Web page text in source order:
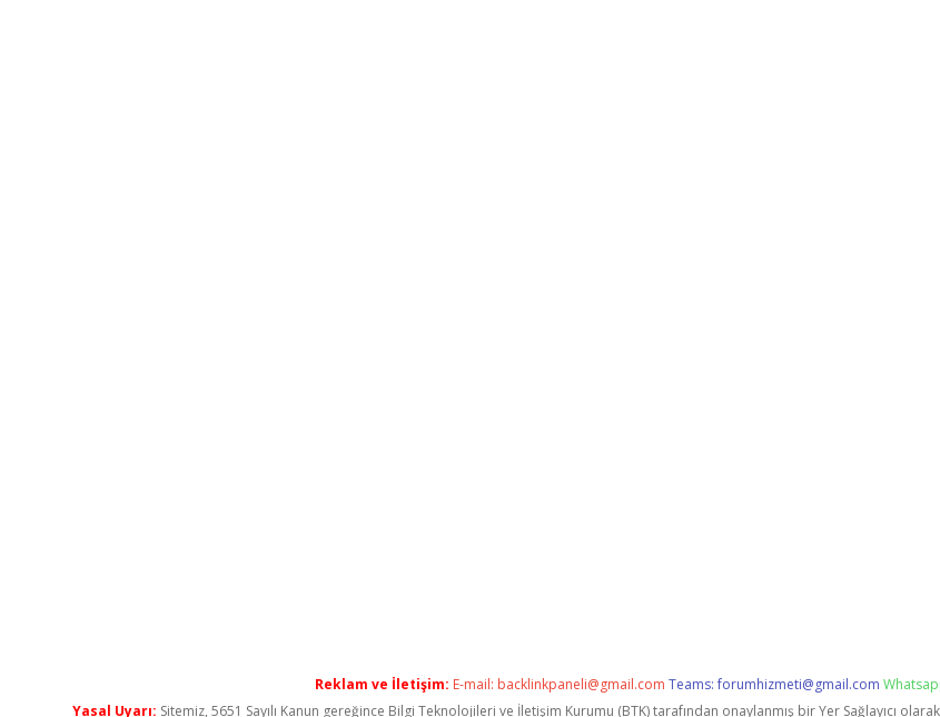
Reklam ve İletişim: E-mail: backlinkpaneli@gmail.com Teams:forumhizmeti@gmail.com
Yasal Uyarı: Sitemiz, 5651 Sayılı Kanun gereğince Bilgi Teknolojileri ve İletişim Kurumu (BTK) tarafından onaylanmış bir Yer Sağlayıcı